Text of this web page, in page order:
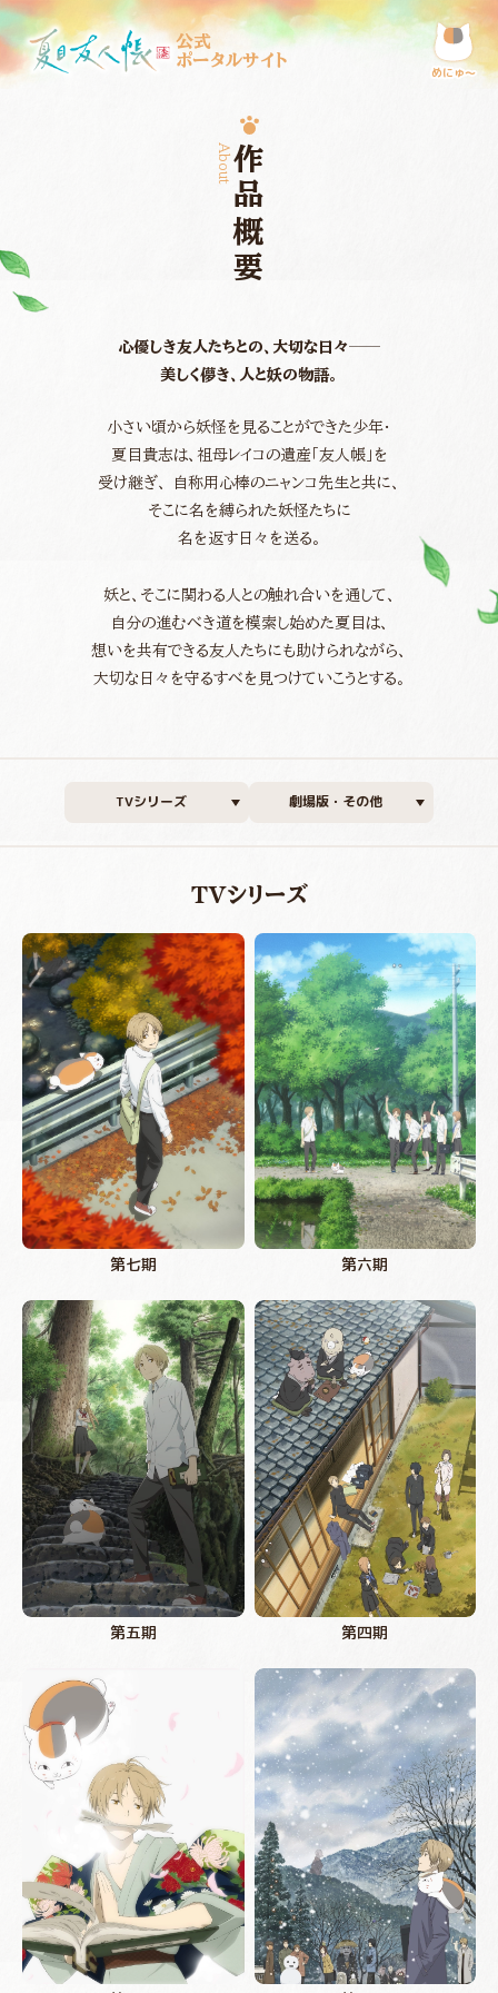
公式
ポータルサイト
めにゅ〜
About作品概要
心優しき友人たちとの、大切な日々──
美しく儚き、人と妖の物語。
小さい頃から妖怪を見ることができた少年・
夏目貴志は、 祖母レイコの遺産「友人帳」を
受け継ぎ、
自称用心棒のニャンコ先生と共に、
そこに名を縛られた妖怪たちに
名を返す日々を送る。
妖と、そこに関わる人との触れ合いを通して、
自分の進むべき道を模索し始めた夏目は、
想いを共有できる友人たちにも助けられながら、
大切な日々を守るすべを見つけていこうとする。
TVシリーズ 劇場版・その他
TVシリーズ
第七期 第六期
第五期 第四期